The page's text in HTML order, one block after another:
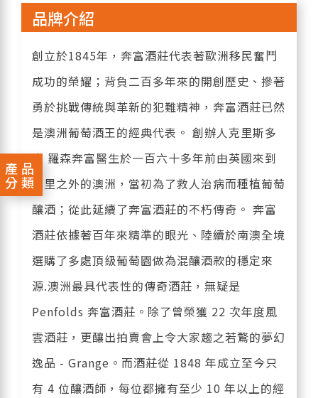
產品
分類
品牌介紹
創立於1845年，奔富酒莊代表著歐洲移民奮鬥
成功的榮耀；背負二百多年來的開創歷史、摻著
勇於挑戰傳統與革新的犯難精神，奔富酒莊已然
是澳洲葡萄酒王的經典代表。 創辦人克里斯多
夫 羅森奔富醫生於一百六十多年前由英國來到
萬里之外的澳洲，當初為了救人治病而種植葡萄
釀酒；從此延續了奔富酒莊的不朽傳奇。 奔富
酒莊依據著百年來精準的眼光、陸續於南澳全境
選購了多處頂級葡萄園做為混釀酒款的穩定來
源.澳洲最具代表性的傳奇酒莊，無疑是
Penfolds 奔富酒莊。除了曾榮獲 22 次年度風
雲酒莊，更釀出拍賣會上令大家趨之若鶩的夢幻
逸品 - Grange。而酒莊從 1848 年成立至今只
有 4 位釀酒師，每位都擁有至少 10 年以上的經